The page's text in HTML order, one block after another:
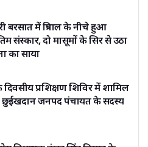
बरसात में त्रिपाल के नीचे हुआ
संस्कार, दो मासूमों के सिर से उठा
का साया
प्रशिक्षण शिविर में शामिल
जनपद पंचायत के सदस्य